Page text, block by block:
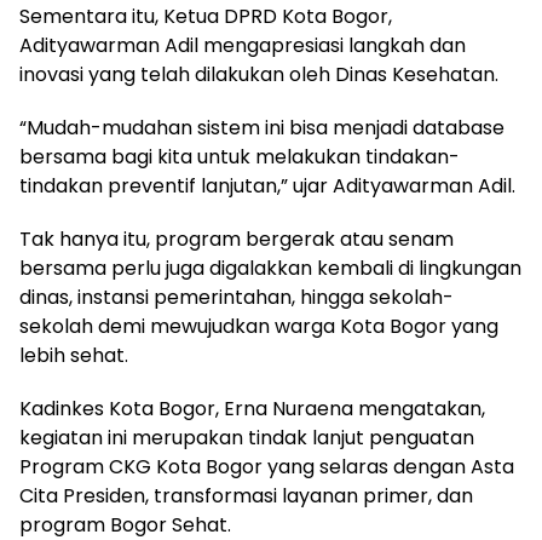
Sementara itu, Ketua DPRD Kota Bogor,
Adityawarman Adil mengapresiasi langkah dan
inovasi yang telah dilakukan oleh Dinas Kesehatan.
“Mudah-mudahan sistem ini bisa menjadi database
bersama bagi kita untuk melakukan tindakan-
tindakan preventif lanjutan,” ujar Adityawarman Adil.
Tak hanya itu, program bergerak atau senam
bersama perlu juga digalakkan kembali di lingkungan
dinas, instansi pemerintahan, hingga sekolah-
sekolah demi mewujudkan warga Kota Bogor yang
lebih sehat.
Kadinkes Kota Bogor, Erna Nuraena mengatakan,
kegiatan ini merupakan tindak lanjut penguatan
Program CKG Kota Bogor yang selaras dengan Asta
Cita Presiden, transformasi layanan primer, dan
program Bogor Sehat.